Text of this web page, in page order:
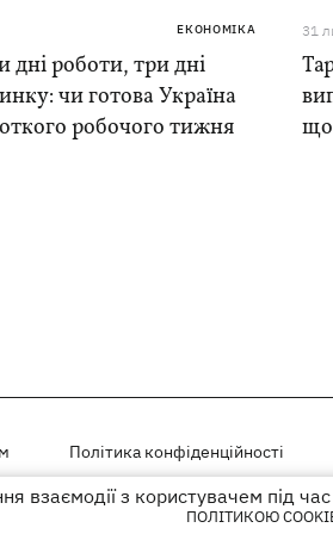
ЕКОНОМІКА
дні роботи, три дні
чи готова Україна
робочого тижня
31
що
Політика конфіденційності
на правах рекламиз користувачем під
ПОЛІТИКОЮ